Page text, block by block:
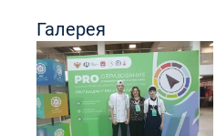
Галерея